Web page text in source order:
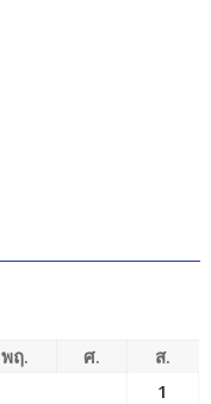
พฤ. ศ.
ส.
1